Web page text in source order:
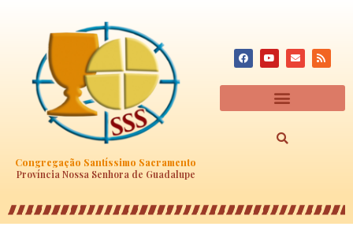
Congregação Santíssimo Sacramento
Província Nossa Senhora de Guadalupe